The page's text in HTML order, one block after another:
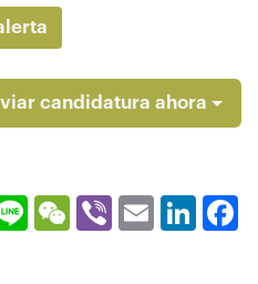
candidatura ahora
Line WeChatViberEmail